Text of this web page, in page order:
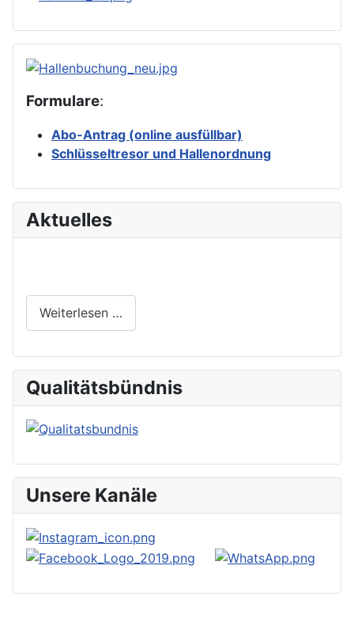
Formulare:
Abo-Antrag (online ausfüllbar)
Schlüsseltresor und Hallenordnung
Aktuelles
Weiterlesen …
Qualitätsbündnis
Unsere Kanäle